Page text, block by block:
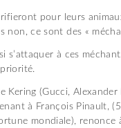
pour leurs
non, ce sont des «
s’attaquer à ces
Kering (Gucci,
à François Pinault,
mondiale), renonce